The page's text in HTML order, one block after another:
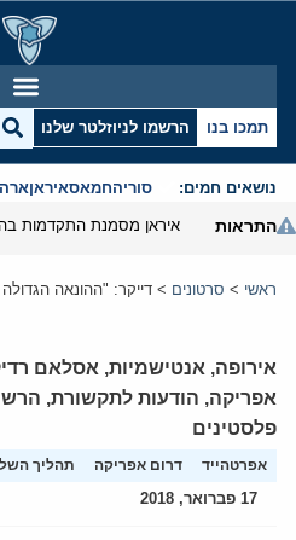
תמכו בנו הרשמו לניוזלטר שלנו
נושאים חמים: סוריהחמאסאיראן
התראות
ראשי > סרטונים > דייקר: "ההונאה
אירופה, אנטישמיות, אסלאם
אפריקה, הודעות לתקשורת,
פלסטינים
אפרטהייד דרום אפריקה תהליך
17 פברואר, 2018